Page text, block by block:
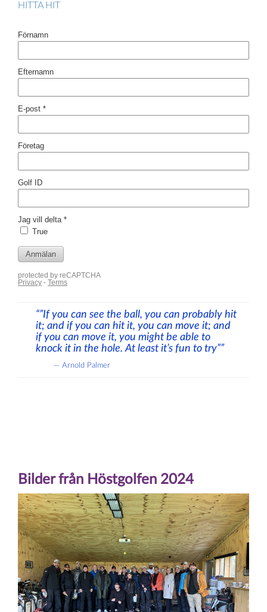
HITTA HIT
“”If you can see the ball, you can probably hit
it; and if you can hit it, you can move it; and
if you can move it, you might be able to
knock it in the hole. At least it’s fun to try””
Arnold Palmer
Bilder från Höstgolfen 2024